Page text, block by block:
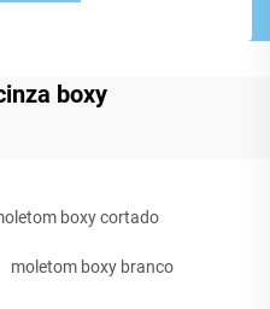
boxy
boxy cortado
moletom boxy branco